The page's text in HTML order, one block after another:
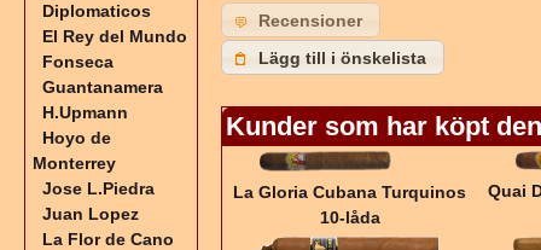
Recensioner
Lägg till i önskelista
Kunder som har köpt
La Gloria Cubana Turquinos
10-låda
Quai
Diplomaticos
El Rey del Mundo
Fonseca
Guantanamera
H.Upmann
Hoyo de
Monterrey
Jose L.Piedra
Juan Lopez
La Flor de Cano